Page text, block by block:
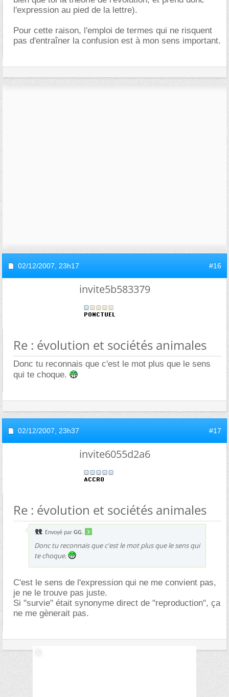
l'expression au pied de la lettre).
Pour cette raison, l'emploi de termes qui ne risquent
pas d'entraîner la confusion est à mon sens important.
02/12/2007, 23h17 #16
invite5b583379
Re : évolution et sociétés animales
Donc tu reconnais que c'est le mot plus que le sens
qui te choque.
02/12/2007, 23h37 #17
invite6055d2a6
Re : évolution et sociétés animales
Envoyé par GG.
Donc tu reconnais que c'est le mot plus que le sens qui
te choque.
C'est le sens de l'expression qui ne me convient pas,
je ne le trouve pas juste.
Si "survie" était synonyme direct de "reproduction", ça
ne me gènerait pas.